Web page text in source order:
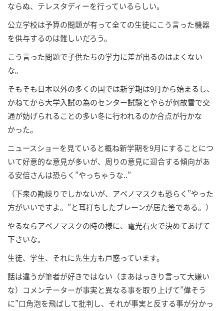
ならぬ、テレスタディーを行っているらしい。
公立学校は予算の問題が有って全ての生徒にこう言った機器
を供与するのは難しいだろう。
こう言った問題で子供たちの学力に差が出るのはよくない
な。
そもそも日本以外の多くの国では新学期は9月から始まるし、
かねてから大学入試の為のセンター試験とやらが何故雪で交
通が妨げられることの多い冬に行われるのか合点が行かな
かった。
ニュースショーを見ていると概ね新学期を9月にすることにつ
いて好意的な意見が多いが、周りの意見に迎合する傾向があ
る安倍さんは恐らく”やっちゃうな..”
（下衆の勘繰りでしかないが、アベノマスクも恐らく”やった
方がいいですよ。”と耳打ちしたブレーンが居た筈である。）
やるならアベノマスクの時の様に、電光石火で決めてあげて
下さいな。
生徒、学生、それに先生方も戸惑っています。
話は違うが筆者が好きではない（まあはっきり言って大嫌い
な）コメンテーターが事実と異なる事を取り上げて”偉そう
に”口角泡を飛ばして批判し、それが事実と反する事が分かっ